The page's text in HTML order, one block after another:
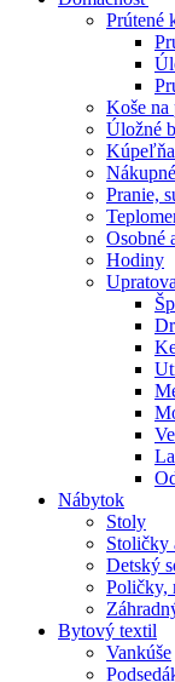
Prútené
Koše na
Úložné
Pranie,
Osobné
Hodiny
Nábytok
Stoly
Stoličky
Detský
Poličky,
Bytový textil
Vankúše